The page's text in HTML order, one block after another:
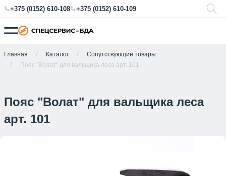
+375 (0152) 610-108 +375 (0152) 610-109
Главная Каталог
Сопутствующие товары
Пояс "Волат" для вальщика леса арт. 101
Пояс "Волат" для вальщика леса
арт. 101